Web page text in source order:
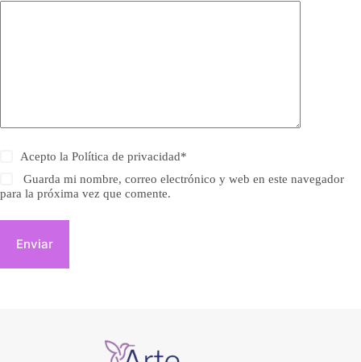
Acepto laPolítica de privacidad*
Guarda mi nombre, correo electrónico y web en este navegador
para la próxima vez que comente.
Enviar